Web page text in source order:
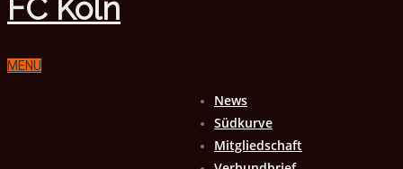
MENU
News
Südkurve
Mitgliedschaft